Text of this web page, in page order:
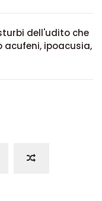
dell'udito che
acufeni, ipoacusia,